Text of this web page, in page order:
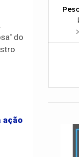
.
do
ação